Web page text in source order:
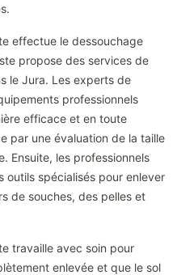
effectue le dessouchage
propose des services de
le Jura. Les experts de
professionnels
efficace et en toute
par une évaluation de la taille
Ensuite, les professionnels
outils spécialisés pour enlever
de souches, des pelles et
travaille avec soin pour
enlevée et que le sol